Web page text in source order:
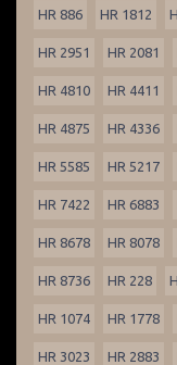
HR 886 HR 1812
HR 2951 HR 2081
HR 4810 HR 4411
HR 4875 HR 4336
HR 5585 HR 5217
HR 7422 HR 6883
HR 8678 HR 8078
HR 8736 HR 228
HR 1074 HR 1778
HR 3023 HR 2883